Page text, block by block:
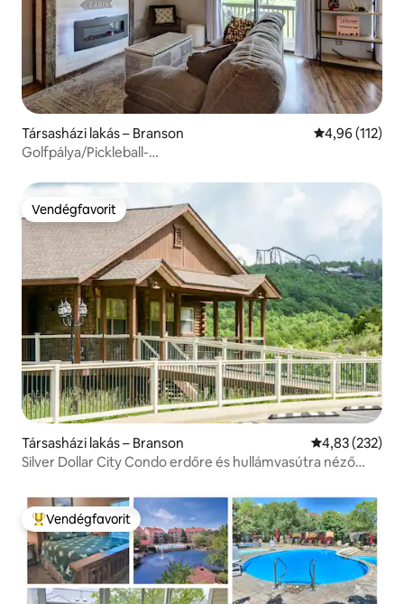
Társasházi lakás – Branson Átlagos
4,96 (112)
Golfpálya/Pickleball-
Vendégfavorit
Vendégfavorit
Társasházi lakás – Branson Átlagos
4,83 (232)
Silver Dollar City Condo erdőre és hullámvasútra néző
Kiemelt vendégfavorit
Vendégfavorit